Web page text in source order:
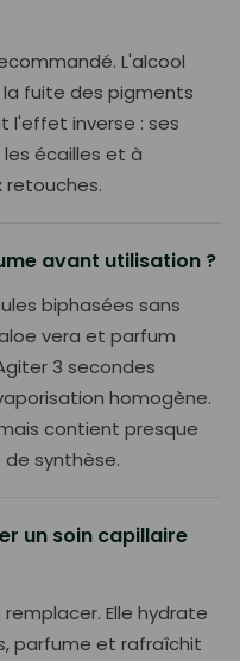
L'alcool
fuite des pigments
l'effet inverse : ses
écailles et à
retouches.
avant utilisation ?
biphasées sans
vera et parfum
3 secondes
homogène.
contient presque
synthèse.
un soin capillaire
Elle hydrate
parfume et rafraîchit